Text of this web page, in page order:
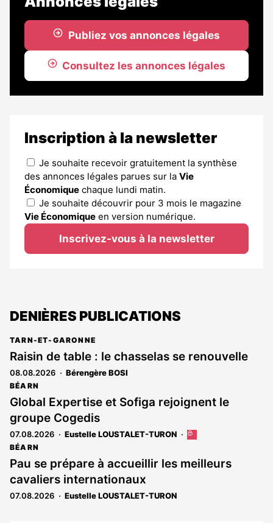
Publiez vos annonces légales
Consultez les annonces légales
Inscription à la newsletter
Je souhaite recevoir gratuitement la synthèse
des annonces légales parues sur la Vie
Économique chaque lundi matin.
Je souhaite découvrir pour 3 mois le magazine
Vie Économique en version numérique.
Inscrivez-vous à la newsletter
DENIÈRES PUBLICATIONS
TARN-ET-GARONNE
Raisin de table : le chasselas se renouvelle
08.08.2026 Bérengère BOSI
BÉARN
Global Expertise et Sofiga rejoignent le
groupe Cogedis
07.08.2026 Eustelle LOUSTALET-TURON
Cet
est
réservé
BÉARN
Pau se prépare à accueillir les meilleurs
cavaliers internationaux
07.08.2026 Eustelle LOUSTALET-TURON